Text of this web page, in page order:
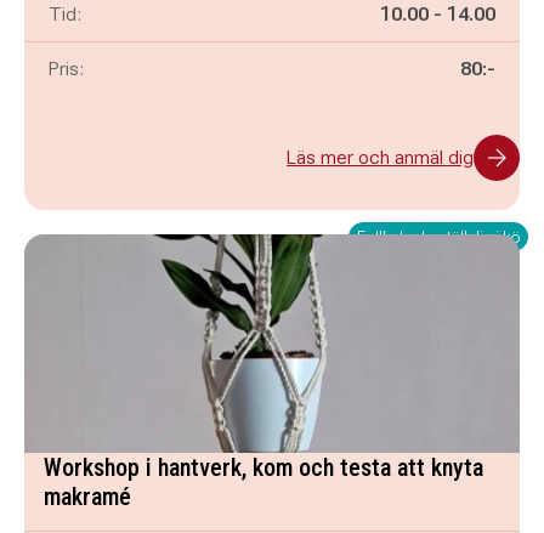
Tid: Pågår mellan
10.00 - och
14.00
Pris: 80:-
Läs mer och anmäl dig
Fullbokad - ställ dig i kö
Workshop i hantverk, kom och testa att knyta
makramé